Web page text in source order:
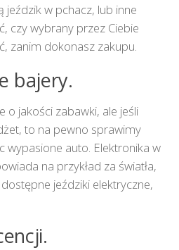
jeździk w pchacz, lub inne
czy wybrany przez Ciebie
zanim dokonasz zakupu.
bajery.
o jakości zabawki, ale jeśli
to na pewno sprawimy
wypasione auto. Elektronika w
na przykład za światła,
jeździki elektryczne,